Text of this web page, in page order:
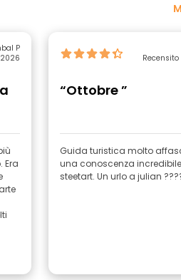
P
2026
Era
Recensito
“Ottobre ”
Guida turistica molto
una conoscenza
steetart. Un urlo a julian